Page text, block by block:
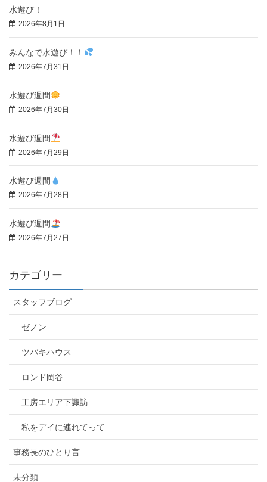
水遊び！
2026年8月1日
みんなで水遊び！！
2026年7月31日
水遊び週間
2026年7月30日
水遊び週間
2026年7月29日
水遊び週間
2026年7月28日
水遊び週間
2026年7月27日
カテゴリー
スタッフブログ
ゼノン
ツバキハウス
ロンド岡谷
工房エリア下諏訪
私をデイに連れてって
事務長のひとり言
未分類